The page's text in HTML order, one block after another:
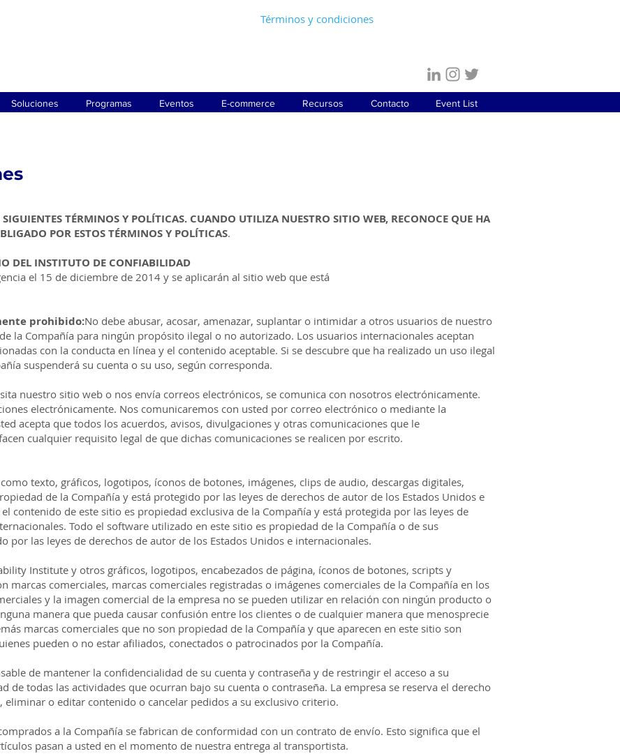
Términos y condiciones
Soluciones Programas Eventos E-commerce Recursos Contacto Event List
TÉRMINOS Y POLÍTICAS. CUANDO UTILIZA NUESTRO SITIO WEB, RECONOCE QUE HA
POR ESTOS TÉRMINOS Y POLÍTICAS.
DEL INSTITUTO DE CONFIABILIDAD
el 15 de diciembre de 2014 y se aplicarán al sitio web que está
prohibido:No debe abusar, acosar, amenazar, suplantar o intimidar a otros usuarios de nuestro
la Compañía para ningún propósito ilegal o no autorizado. Los usuarios internacionales aceptan
con la conducta en línea y el contenido aceptable. Si se descubre que ha realizado un uso ilegal
suspenderá su cuenta o su uso, según corresponda.
nuestro sitio web o nos envía correos electrónicos, se comunica con nosotros electrónicamente.
electrónicamente. Nos comunicaremos con usted por correo electrónico o mediante la
acepta que todos los acuerdos, avisos, divulgaciones y otras comunicaciones que le
cualquier requisito legal de que dichas comunicaciones se realicen por escrito.
texto, gráficos, logotipos, íconos de botones, imágenes, clips de audio, descargas digitales,
de la Compañía y está protegido por las leyes de derechos de autor de los Estados Unidos e
contenido de este sitio es propiedad exclusiva de la Compañía y está protegida por las leyes de
Todo el software utilizado en este sitio es propiedad de la Compañía o de sus
por las leyes de derechos de autor de los Estados Unidos e internacionales.
Institute y otros gráficos, logotipos, encabezados de página, íconos de botones, scripts y
marcas comerciales, marcas comerciales registradas o imágenes comerciales de la Compañía en los
y la imagen comercial de la empresa no se pueden utilizar en relación con ningún producto o
manera que pueda causar confusión entre los clientes o de cualquier manera que menosprecie
marcas comerciales que no son propiedad de la Compañía y que aparecen en este sitio son
pueden o no estar afiliados, conectados o patrocinados por la Compañía.
de mantener la confidencialidad de su cuenta y contraseña y de restringir el acceso a su
de todas las actividades que ocurran bajo su cuenta o contraseña. La empresa se reserva el derecho
eliminar o editar contenido o cancelar pedidos a su exclusivo criterio.
a la Compañía se fabrican de conformidad con un contrato de envío. Esto significa que el
pasan a usted en el momento de nuestra entrega al transportista.